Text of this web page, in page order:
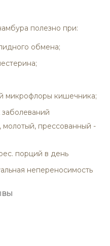
полезно при:
обмена;
микрофлоры кишечника;
прессованный -
порций в день
непереносимость